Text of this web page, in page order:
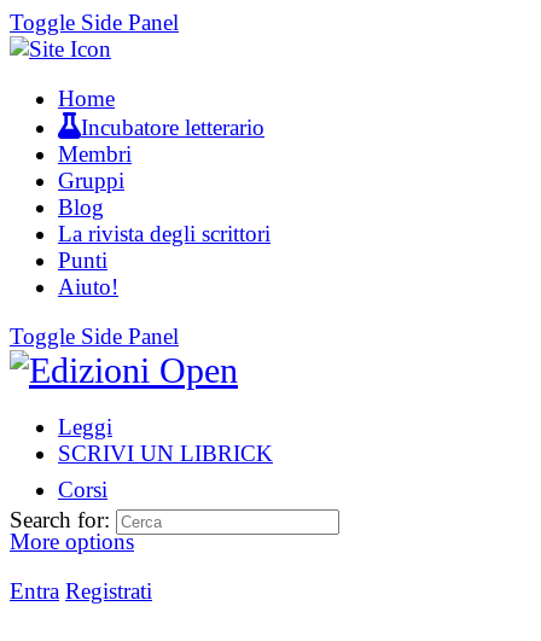
Toggle Side Panel
Home
Incubatore letterario
Membri
Gruppi
Blog
La rivista degli scrittori
Punti
Aiuto!
Toggle Side Panel
Leggi
SCRIVI UN LIBRICK
Corsi
More options
Entra Registrati
Search for: